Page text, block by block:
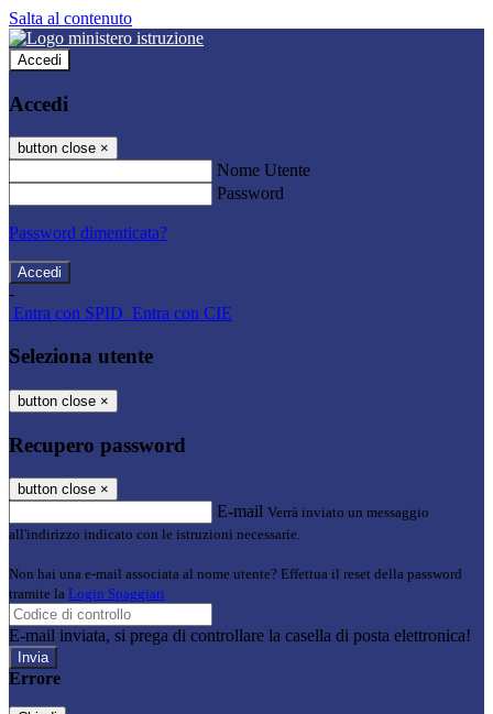
Salta al contenuto
Accedi
Accedi
button close ×
Nome Utente
Password
Password dimenticata?
-
Entra con SPID Entra con CIE
Seleziona utente
button close ×
Recupero password
button close ×
E-mail Verrà inviato un messaggio
all'indirizzo indicato con le istruzioni necessarie.
Non hai una e-mail associata al nome utente? Effettua il reset della password
tramite la Login Spaggiari
E-mail inviata, si prega di controllare la casella di posta elettronica!
Errore